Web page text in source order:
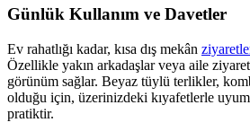
Günlük Kullanım ve Davetler
Ev rahatlığı kadar, kısa dış mekân
Özellikle yakın arkadaşlar veya aile
görünüm sağlar. Beyaz tüylü terlikler,
olduğu için, üzerinizdeki kıyafetlerle
pratiktir.